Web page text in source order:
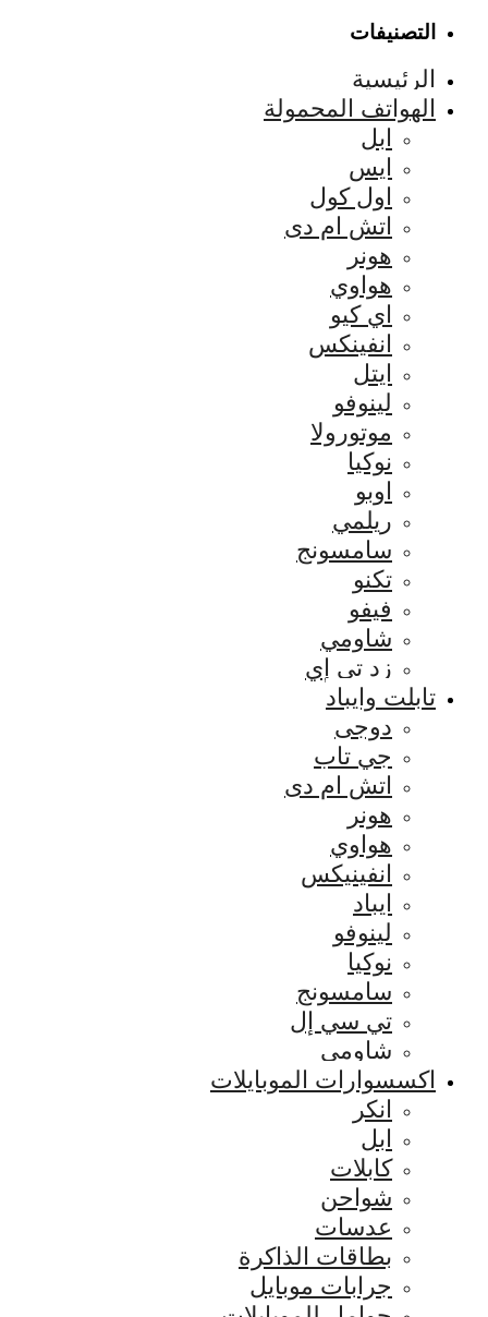
التصنيفات
الرئيسية
الهواتف المحمولة
ابل
ايس
اول كول
اتش ام دى
هونر
هواوي
اي كيو
انفينكس
ايتل
لينوفو
موتورولا
نوكيا
اوبو
ريلمي
سامسونج
تكنو
فيفو
شاومي
زد تي إي
تابلت وايباد
دوجى
جي تاب
اتش ام دى
هونر
هواوي
انفينيكس
ايباد
لينوفو
نوكيا
سامسونج
تي سي إل
شاومي
اكسسوارات الموبايلات
انكر
ابل
كابلات
شواحن
عدسات
بطاقات الذاكرة
جرابات موبايل